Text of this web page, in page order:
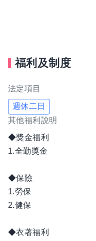
福利及制度
法定項目
週休二日
其他福利說明
◆獎金福利
1.全勤獎金
◆保險
1.勞保
2.健保
◆衣著福利